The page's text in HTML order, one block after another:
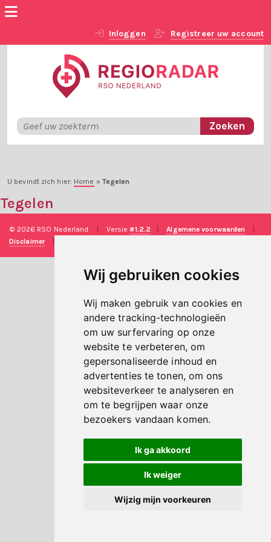
Wij gebruiken cookies
Wij maken gebruik van cookies en
andere tracking-technologieën
om uw surfervaring op onze
website te verbeteren, om
gepersonaliseerde inhoud en
advertenties te tonen, om ons
websiteverkeer te analyseren en
om te begrijpen waar onze
bezoekers vandaan komen.
Ik ga akkoord
Ik weiger
Wijzig mijn voorkeuren
Inloggen Registreer uw account
U bevindt zich hier: Home » Tegelen
Tegelen
© 2026 RSO Nederland Versie#1.2.2 Algemene voorwaarden
Disclaimer